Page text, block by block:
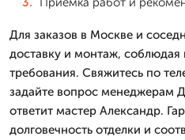
Для заказов в Москве и
доставку и монтаж, соблюдая
требования. Свяжитесь по
задайте вопрос менеджерам
ответит мастер Александр.
долговечность отделки и